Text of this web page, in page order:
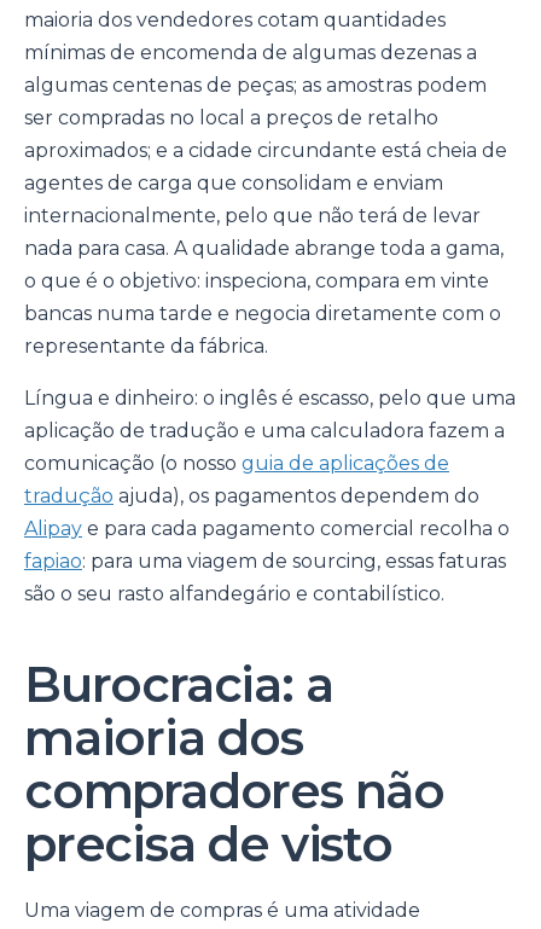
maioria dos vendedores cotam quantidades
mínimas de encomenda de algumas dezenas a
algumas centenas de peças; as amostras podem
ser compradas no local a preços de retalho
aproximados; e a cidade circundante está cheia de
agentes de carga que consolidam e enviam
internacionalmente, pelo que não terá de levar
nada para casa. A qualidade abrange toda a gama,
o que é o objetivo: inspeciona, compara em vinte
bancas numa tarde e negocia diretamente com o
representante da fábrica.
Língua e dinheiro: o inglês é escasso, pelo que uma
aplicação de tradução e uma calculadora fazem a
comunicação (o nosso guia de aplicações de
tradução ajuda), os pagamentos dependem do
Alipay e para cada pagamento comercial recolha o
fapiao: para uma viagem de sourcing, essas faturas
são o seu rasto alfandegário e contabilístico.
Burocracia: a
maioria dos
compradores não
precisa de visto
Uma viagem de compras é uma atividade